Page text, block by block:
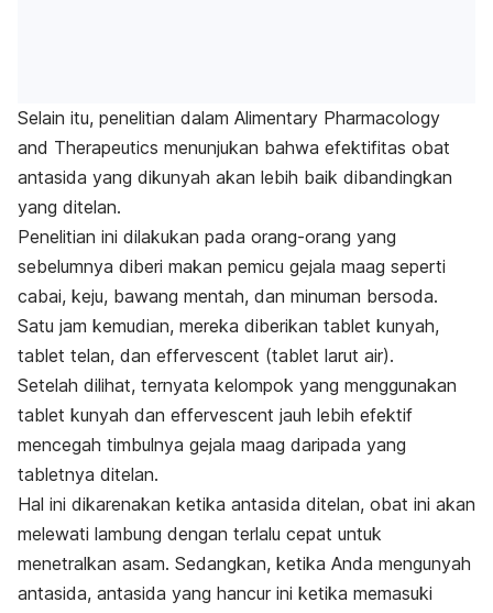
Selain itu, penelitian dalam Alimentary Pharmacology
and Therapeutics menunjukan bahwa efektifitas obat
antasida yang dikunyah akan lebih baik dibandingkan
yang ditelan.
Penelitian ini dilakukan pada orang-orang yang
sebelumnya diberi makan pemicu gejala maag seperti
cabai, keju, bawang mentah, dan minuman bersoda.
Satu jam kemudian, mereka diberikan tablet kunyah,
tablet telan, dan effervescent (tablet larut air).
Setelah dilihat, ternyata kelompok yang menggunakan
tablet kunyah dan effervescent jauh lebih efektif
mencegah timbulnya gejala maag daripada yang
tabletnya ditelan.
Hal ini dikarenakan ketika antasida ditelan, obat ini akan
melewati lambung dengan terlalu cepat untuk
menetralkan asam. Sedangkan, ketika Anda mengunyah
antasida, antasida yang hancur ini ketika memasuki